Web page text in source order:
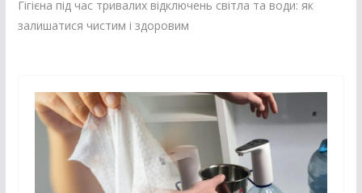
Гігієна під час тривалих відключень світла та води: як
залишатися чистим і здоровим